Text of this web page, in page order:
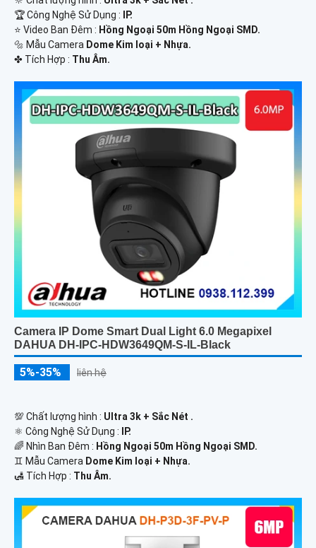
🏆 Công Nghệ Sử Dụng :
IP.
⭐ Video Ban Đêm : Hồng Ngoại 50m Hồng Ngoại SMD.
🔩 Mẫu Camera Dome Kim loại + Nhựa.
️✤ Tích Hợp : Thu Âm.
Camera IP Dome Smart Dual Light 6.0 Megapixel
DAHUA DH-IPC-HDW3649QM-S-IL-Black
5%-35% liên hệ
💯 Chất lượng hình : Ultra 3k + Sắc Nét .
⚛️ Công Nghệ Sử Dụng :
IP.
🌈 Nhìn Ban Đêm : Hồng Ngoại 50m Hồng Ngoại SMD.
♊ Mẫu Camera Dome Kim loại + Nhựa.
️🛃 Tích Hợp : Thu Âm.